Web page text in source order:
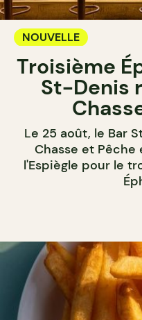
NOUVELLE
Troisième
St-Denis
Le 25 août, le Bar
Chasse et Pêche
l'Espiègle pour le